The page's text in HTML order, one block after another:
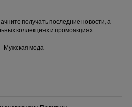
получать последние новости, а
коллекциях и промоакциях
Мужская мода